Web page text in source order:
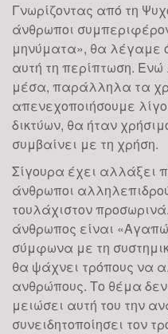
Γνωρίζοντας από τη
άνθρωποι
μηνύματα», θα λέγαμε
αυτή τη περίπτωση.
μέσα, παράλληλα τα
απενεχοποιήσουμε
δικτύων, θα ήταν
συμβαίνει με τη χρήση.
Σίγουρα έχει αλλάξει
άνθρωποι
τουλάχιστον
άνθρωπος είναι
σύμφωνα με τη
θα ψάχνει τρόπους να
ανθρώπους. Το θέμα
μειώσει αυτή του την
συνειδητοποίησει τον